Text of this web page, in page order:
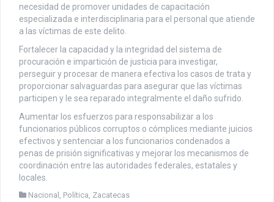
necesidad de promover unidades de capacitación
especializada e interdisciplinaria para el personal que atiende
a las víctimas de este delito.
Fortalecer la capacidad y la integridad del sistema de
procuración e impartición de justicia para investigar,
perseguir y procesar de manera efectiva los casos de trata y
proporcionar salvaguardas para asegurar que las víctimas
participen y le sea reparado integralmente el daño sufrido.
Aumentar los esfuerzos para responsabilizar a los
funcionarios públicos corruptos o cómplices mediante juicios
efectivos y sentenciar a los funcionarios condenados a
penas de prisión significativas y mejorar los mecanismos de
coordinación entre las autoridades federales, estatales y
locales.
Nacional Política Zacatecas